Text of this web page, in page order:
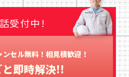
受付中!
セル無料！相見積歓迎！
即時解決!!